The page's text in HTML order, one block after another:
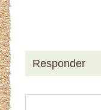
Responder